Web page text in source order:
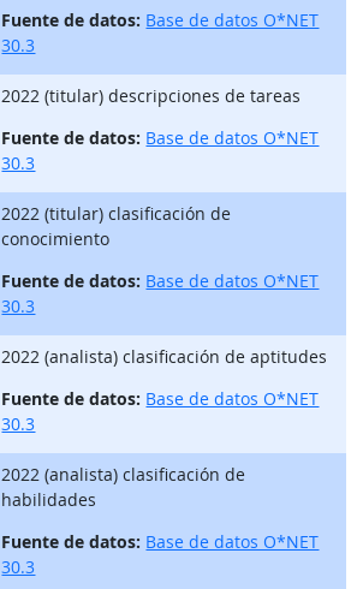
Fuente de datos: Base de datos O*NET
30.3
2022 (titular) descripciones de tareas
Fuente de datos: Base de datos O*NET
30.3
2022 (titular) clasificación de
conocimiento
Fuente de datos: Base de datos O*NET
30.3
2022 (analista) clasificación de aptitudes
Fuente de datos: Base de datos O*NET
30.3
2022 (analista) clasificación de
habilidades
Fuente de datos: Base de datos O*NET
30.3